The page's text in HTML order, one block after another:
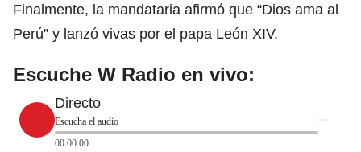
Finalmente, la mandataria afirmó que “Dios ama al
Perú” y lanzó vivas por el papa León XIV.
Escuche W Radio en vivo:
Directo
Escucha el audio
00:00:00